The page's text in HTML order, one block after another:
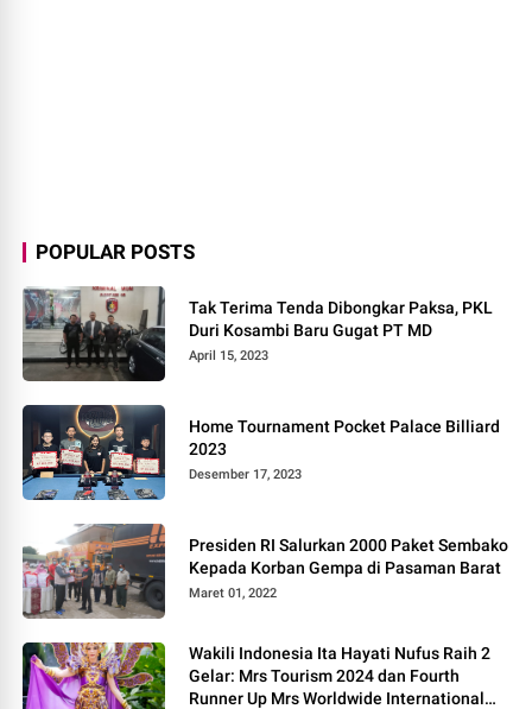
POPULAR POSTS
Tak Terima Tenda Dibongkar Paksa, PKL
Duri Kosambi Baru Gugat PT MD
April 15, 2023
Home Tournament Pocket Palace Billiard
2023
Desember 17, 2023
Presiden RI Salurkan 2000 Paket Sembako
Kepada Korban Gempa di Pasaman Barat
Maret 01, 2022
Wakili Indonesia Ita Hayati Nufus Raih 2
Gelar: Mrs Tourism 2024 dan Fourth
Runner Up Mrs Worldwide International